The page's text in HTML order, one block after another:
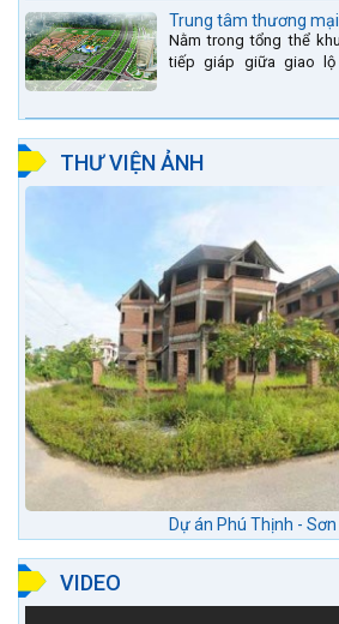
Trung tâm thương
Nằm trong tổng thể
tiếp giáp giữa giao
THƯ VIỆN ẢNH
Dự án Phú Thịnh -
VIDEO